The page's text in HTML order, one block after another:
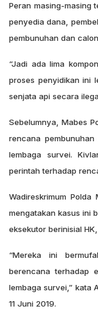
Peran masing-masing
penyedia dana,
pembunuhan dan
“Jadi ada lima
proses penyidikan ini
senjata api secara
Sebelumnya, Mabes
rencana
lembaga survei.
perintah terhadap
Wadireskrimum
mengatakan kasus ini
eksekutor berinisial
“Mereka ini
berencana terhadap
lembaga survei,” kata
11 Juni 2019.